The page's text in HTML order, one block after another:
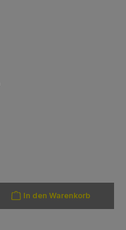
In den Warenkorb